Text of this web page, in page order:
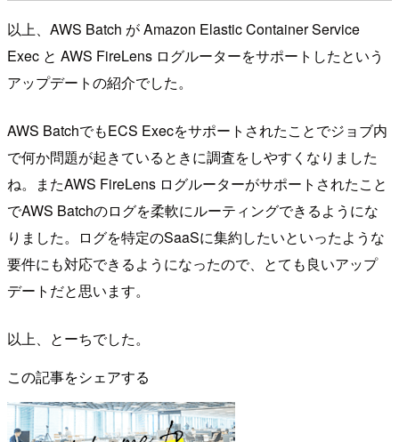
以上、AWS Batch が Amazon Elastic Container Service
Exec と AWS FireLens ログルーターをサポートしたという
アップデートの紹介でした。
AWS BatchでもECS Execをサポートされたことでジョブ内
で何か問題が起きているときに調査をしやすくなりました
ね。またAWS FireLens ログルーターがサポートされたこと
でAWS Batchのログを柔軟にルーティングできるようにな
りました。ログを特定のSaaSに集約したいといったような
要件にも対応できるようになったので、とても良いアップ
デートだと思います。
以上、とーちでした。
この記事をシェアする